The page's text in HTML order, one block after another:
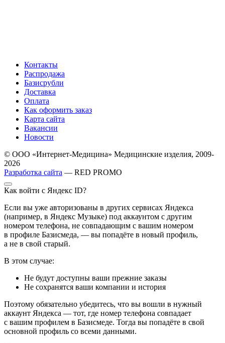
Контакты
Распродажа
Базисрубли
Доставка
Оплата
Как оформить заказ
Карта сайта
Вакансии
Новости
© ООО «Интернет-Медицина» Медицинские изделия, 2009-
2026
Разработка сайта — RED PROMO
Как войти с Яндекс ID?
Если вы уже авторизованы в других сервисах Яндекса
(например, в Яндекс Музыке) под аккаунтом с другим
номером телефона, не совпадающим с вашим номером
в профиле Базисмеда, — вы попадёте в новый профиль,
а не в свой старый.
В этом случае:
Не будут доступны ваши прежние заказы
Не сохранятся ваши компании и история
Поэтому обязательно убедитесь, что вы вошли в нужный
аккаунт Яндекса — тот, где номер телефона совпадает
с вашим профилем в Базисмеде. Тогда вы попадёте в свой
основной профиль со всеми данными.